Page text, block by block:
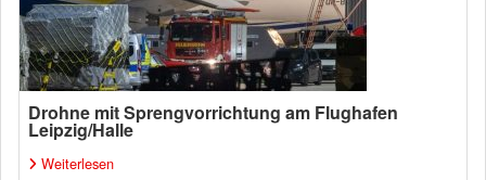
Drohne mit Sprengvorrichtung am Flughafen
Leipzig/Halle
Weiterlesen